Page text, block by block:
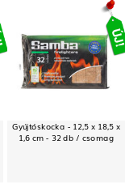
Gyújtóskocka - 12,5 x 18,5 x
1,6 cm - 32 db / csomag